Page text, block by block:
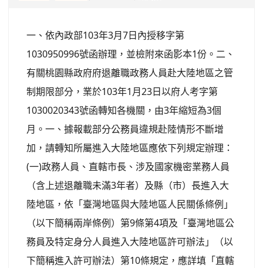
一、依內政部103年3月7日內授移字第
1030950996號函辦理，並檢附來函影本1份。二、
有關桃園縣政府府退離職政務人員赴大陸地區之管
制期限部分，業於103年1月23日以府人考字第
1030020343號函轉知各機關，由3年縮短為3個
月。一、據報載部分公務員違規赴陸情形不斷增
加，請轉知所屬進入大陸地區應依下列規定辦理：
(一)政務人員、直轄市長、涉及國家機密業務人員
（含上述退離職未滿3年者）及縣（市）長進入大
陸地區，依「臺灣地區與大陸地區人民關係條例」
（以下簡稱兩岸條例）第9條第4項及「臺灣地區公
務員及特定身分人員進入大陸地區許可辦法」（以
下簡稱進入許可辦法）第10條規定，應詳填「直轄